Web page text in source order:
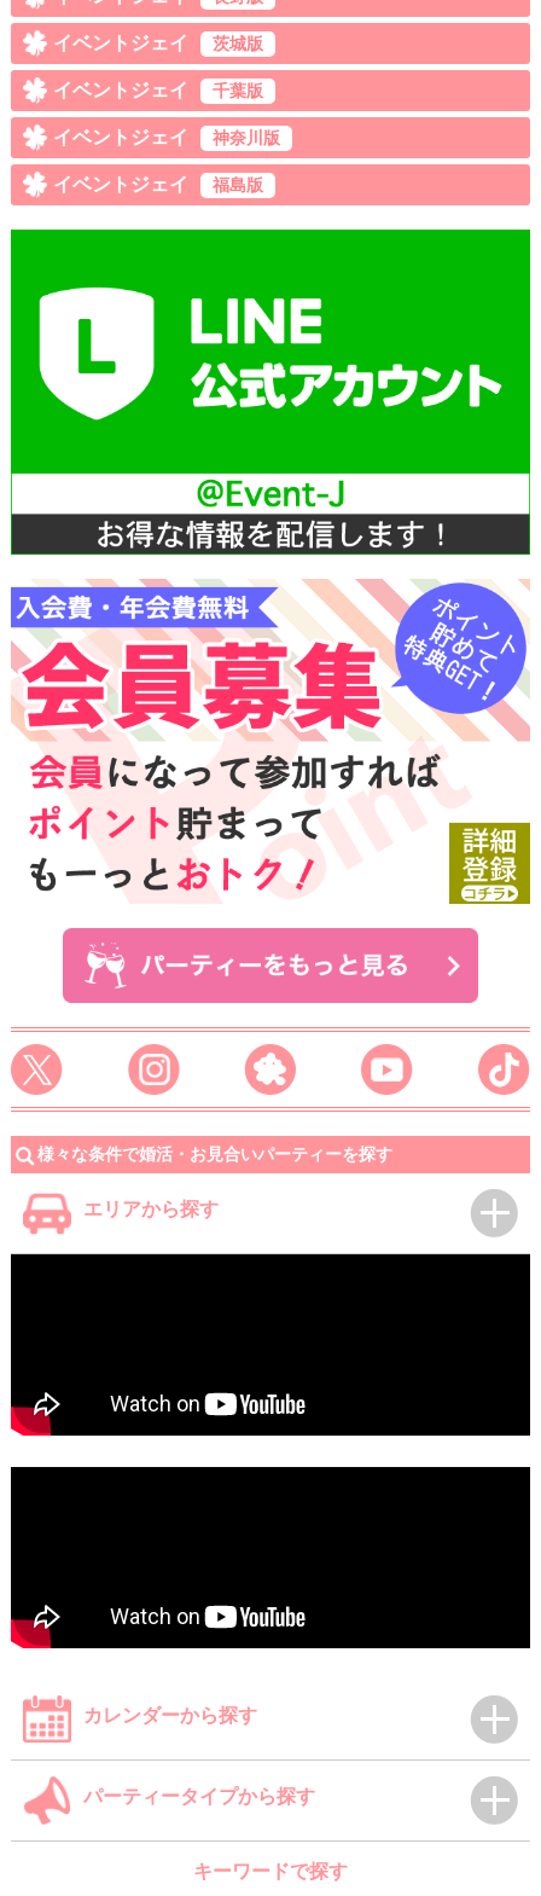
イベントジェイ 茨城版
イベントジェイ 千葉版
イベントジェイ 神奈川版
イベントジェイ 福島版
様々な条件で婚活・お見合いパーティーを探す
エリアから探す
カレンダーから探す
パーティータイプから探す
キーワードで探す